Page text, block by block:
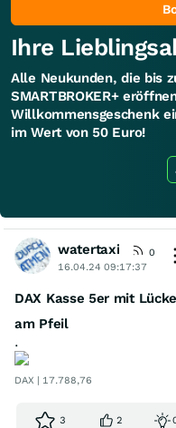
Ihre
Alle Neukunden, die bis
SMARTBROKER+
Willkommensgeschenk
im Wert von 50 Euro!
watertaxi
0
16.04.24 09:17:37
DAX Kasse 5er mit
am Pfeil
.
DAX | 17.788,76
3 2